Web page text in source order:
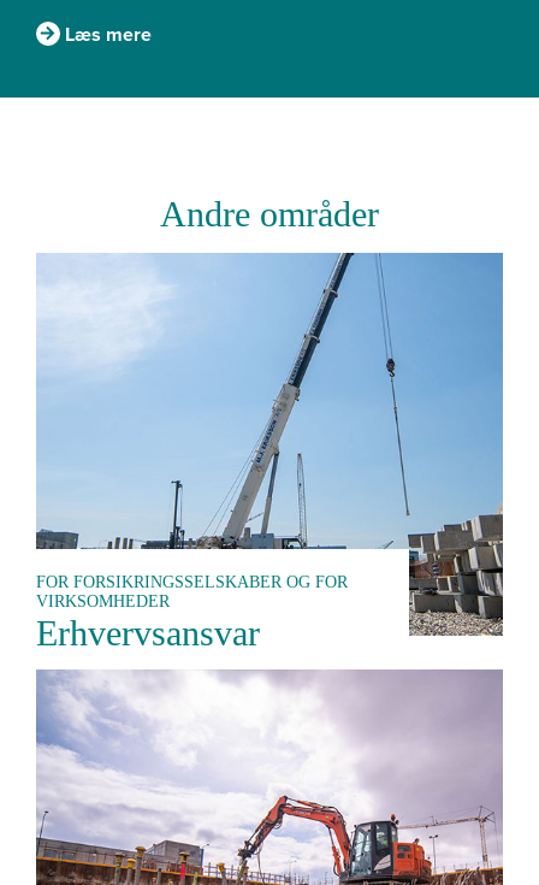
Læs mere
Andre områder
FOR FORSIKRINGSSELSKABER OG FOR
VIRKSOMHEDER
Erhvervsansvar